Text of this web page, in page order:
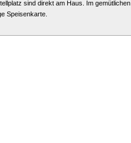
sind direkt am Haus. Im
Speisenkarte.